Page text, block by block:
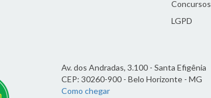
Concursos
LGPD
Av. dos Andradas, 3.100 - Santa Efigênia
CEP: 30260-900 - Belo Horizonte - MG
Como chegar